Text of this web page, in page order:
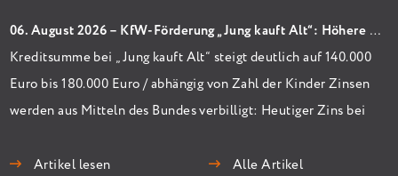
06. August 2026 – KfW-Förderung „Jung kauft Alt“: Höhere Kredite ab August 2026
Kreditsumme bei „Jung kauft Alt“ steigt deutlich auf 140.000
Euro bis 180.000 Euro / abhängig von Zahl der Kinder Zinsen
werden aus Mitteln des Bundes verbilligt: Heutiger Zins bei
Zinsbindung Antragstellende verpflichten sich zu
Artikel lesen Alle Artikel